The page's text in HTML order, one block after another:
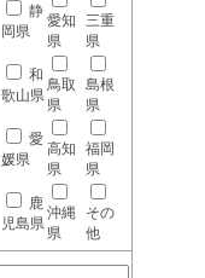
静
岡県
愛知
県
三重
県
和
歌山県
鳥取
県
島根
県
愛
媛県
高知
県
福岡
県
鹿
児島県
沖縄
県
その
他